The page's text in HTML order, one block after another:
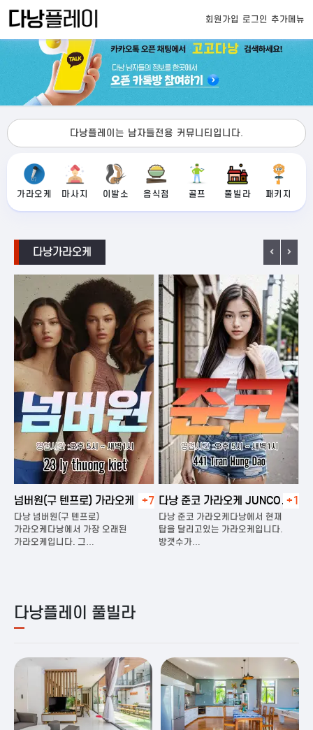
회원가입 로그인 추가메뉴
다낭플레이는 남자들전용 커뮤니티입니다.
가라오케 마사지 이발소 음식점 골프 풀빌라 패키지
다낭가라오케
넘버원(구 텐프로) 가라오케 +7
다낭 넘버원(구 텐프로)
가라오케다낭에서 가장 오래된
가라오케입니다. 그…
다낭 준코 가라오케 JUNCO
KARAOKE
+1
다낭 준코 가라오케다낭에서 현재
탑을 달리고있는 가라오케입니다.
방갯수가…
다낭플레이 풀빌라